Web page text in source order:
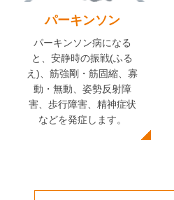
パーキンソン
パーキンソン病になる
と、安静時の振戦(ふる
え)、筋強剛・筋固縮、寡
動・無動、姿勢反射障
害、歩行障害、精神症状
などを発症します。